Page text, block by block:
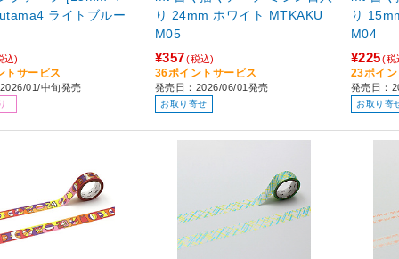
ライトブルー
込)
トサービス
01/中旬発売
り 24mm ホワイト MTKAKU
M05
¥357 (税込)
36ポイントサービス
発売日：2026/06/01発売
お取り寄せ
り 15mm ホワイト
M04
¥225 (税
23ポイ
発売日：
お取り寄